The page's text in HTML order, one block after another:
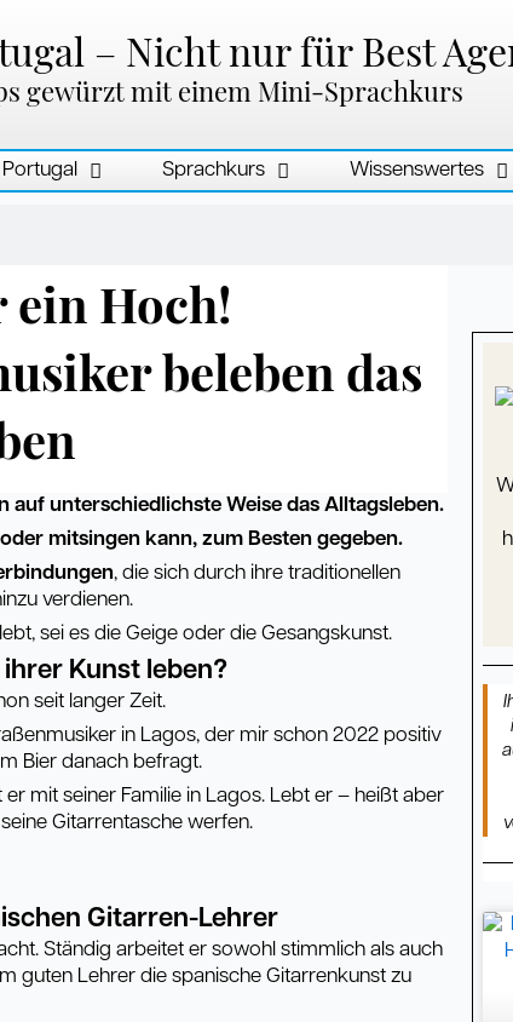
– Nicht nur für Best
gewürzt mit einem Mini-Sprachkurs
Portugal Sprachkurs Wissenswertes
ein Hoch!
beleben das
auf unterschiedlichste Weise das Alltagsleben.
mitsingen kann, zum Besten gegeben.
, die sich durch ihre traditionellen
verdienen.
sei es die Geige oder die Gesangskunst.
Kunst leben?
seit langer Zeit.
in Lagos, der mir schon 2022 positiv
Bier danach befragt.
mit seiner Familie in Lagos. Lebt er – heißt aber
Gitarrentasche werfen.
Gitarren-Lehrer
Ständig arbeitet er sowohl stimmlich als auch
guten Lehrer die spanische Gitarrenkunst zu